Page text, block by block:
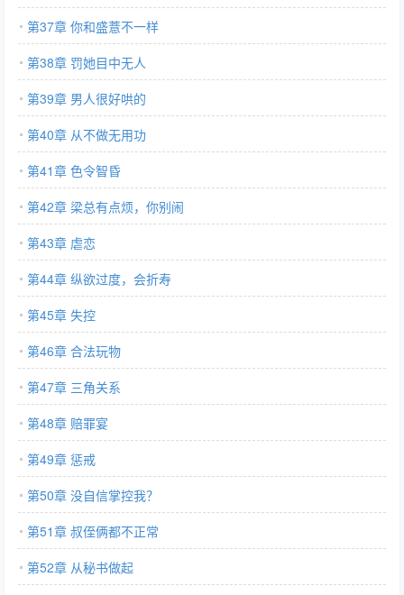
第37章 你和盛薏不一样
第38章 罚她目中无人
第39章 男人很好哄的
第40章 从不做无用功
第41章 色令智昏
第42章 梁总有点烦，你别闹
第43章 虐恋
第44章 纵欲过度，会折寿
第45章 失控
第46章 合法玩物
第47章 三角关系
第48章 赔罪宴
第49章 惩戒
第50章 没自信掌控我？
第51章 叔侄俩都不正常
第52章 从秘书做起